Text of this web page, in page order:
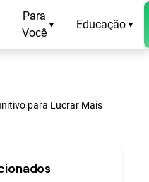
Para
Você
▾ Educação ▾
para Lucrar Mais